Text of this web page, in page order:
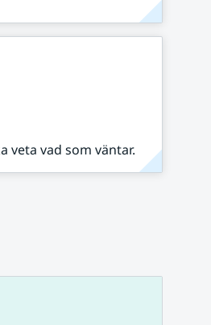
veta vad som väntar.